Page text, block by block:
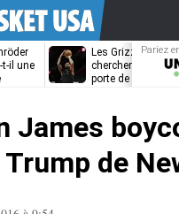
t-il une
Les Grizzlies
cherchent déjà
porte de sortie
Pariez
James
Trump de